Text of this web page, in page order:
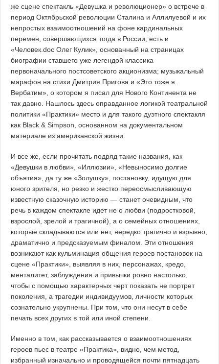
же сцене спектакль «Девушка и революционер» о встрече в
период Октябрьской революции Сталина и Аллилуевой и их
непростых взаимоотношений на фоне кардинальных
перемен, совершающихся тогда в России; есть и
«Человек.doc Олег Кулик», основанный на страницах
биографии ставшего уже легендой классика
первоначального постсоветского акционизма; музыкальный
марафон на стихи Дмитрия Пригова и «Это тоже я.
Вербатим», о котором я писал для Нового Континента не
так давно. Нашлось здесь оправданное логикой театральной
политики «Практики» место и для такого дуэтного спектакля
как Black & Simpson, основанном на документальном
материале из американской жизни.
И все же, если прочитать подряд такие названия, как
«Девушки в любви», «Иллюзии», «Невыносимо долгие
объятия», да ту же «Золушку», постановку, идущую для
юного зрителя, но резко и жестко переосмысливающую
известную сказочную историю — станет очевидным, что
речь в каждом спектакле идет не о любви (подростковой,
взрослой, зрелой и трагичной), а о семейных отношениях,
которые складываются или нет, нередко трагично и взрывно,
драматично и предсказуемым финалом. Эти отношения
возникают как кульминация общения героев постановок на
сцене «Практики», выявляя в них, персонажах, кредо,
менталитет, заблуждения и привычки ровно настолько,
чтобы с помощью характерных черт показать не портрет
поколения, а трагедии индивидуумов, личности которых
сознательно укрупнены. При том, что они несут в себе
печать всех других в той или иной степени.
Именно в том, как рассказывается о взаимоотношениях
героев пьес в театре «Практика», видно, чем метод,
избранный изначально и проводящейся почти пятнадцать